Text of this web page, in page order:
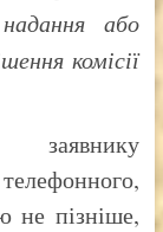
або
комісії
не пізніше,